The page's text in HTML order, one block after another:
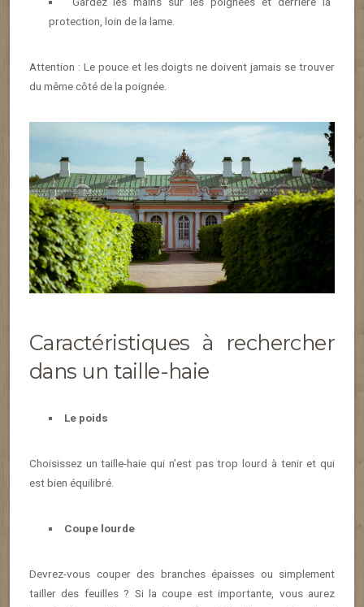
protection, loin de la lame.
Attention : Le pouce et les doigts ne doivent jamais se trouver
du même côté de la poignée.
Caractéristiques à rechercher
dans un taille-haie
Le poids
Choisissez un taille-haie qui n’est pas trop lourd à tenir et qui
est bien équilibré.
Coupe lourde
Devrez-vous couper des branches épaisses ou simplement
tailler des feuilles ? Si la coupe est importante, vous aurez